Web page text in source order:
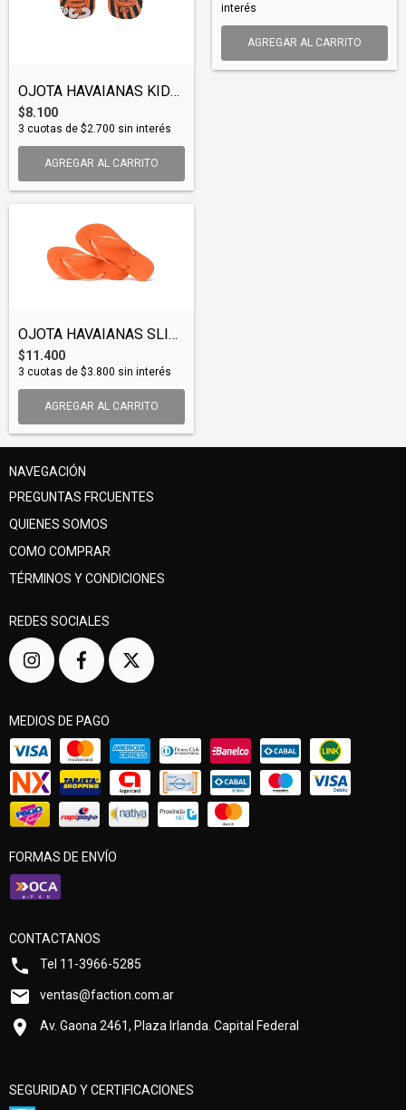
OJOTA HAVAIANAS KIDS ATHLETIC (OJOHAV012...
$8.100
3 cuotas de $2.700 sin interés
AGREGAR AL CARRITO
interés
AGREGAR AL CARRITO
OJOTA HAVAIANAS SLIM (OJOHAV002)
$11.400
3 cuotas de $3.800 sin interés
AGREGAR AL CARRITO
NAVEGACIÓN
PREGUNTAS FRCUENTES
QUIENES SOMOS
COMO COMPRAR
TÉRMINOS Y CONDICIONES
REDES SOCIALES
MEDIOS DE PAGO
FORMAS DE ENVÍO
CONTACTANOS
Tel 11-3966-5285
ventas@faction.com.ar
Av. Gaona 2461, Plaza Irlanda. Capital Federal
SEGURIDAD Y CERTIFICACIONES